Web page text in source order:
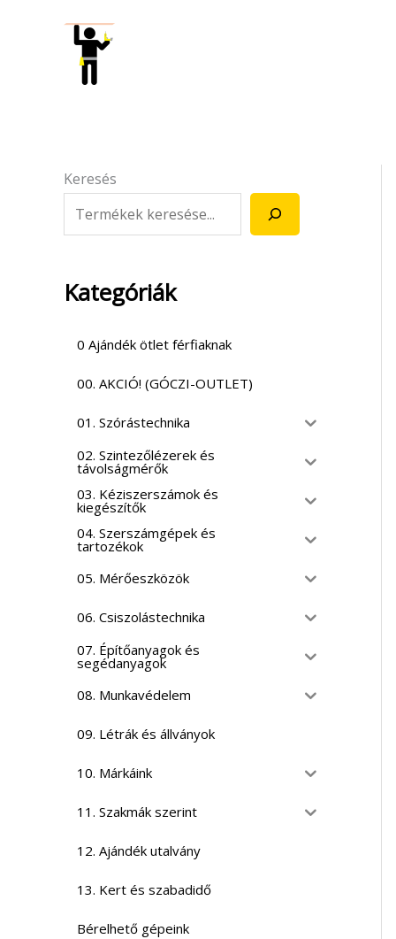
Keresés
Kategóriák
0 Ajándék ötlet férfiaknak
00. AKCIÓ! (GÓCZI-OUTLET)
01. Szórástechnika
02. Szintezőlézerek és
távolságmérők
03. Kéziszerszámok és
kiegészítők
04. Szerszámgépek és
tartozékok
05. Mérőeszközök
06. Csiszolástechnika
07. Építőanyagok és
segédanyagok
08. Munkavédelem
09. Létrák és állványok
10. Márkáink
11. Szakmák szerint
12. Ajándék utalvány
13. Kert és szabadidő
Bérelhető gépeink